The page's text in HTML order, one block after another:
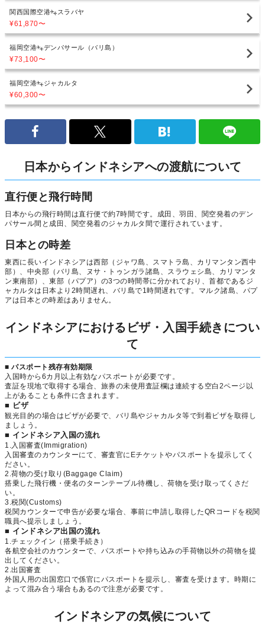
関西国際空港 スラバヤ
¥61,870〜
福岡空港 デンパサール（バリ島）
¥73,100〜
福岡空港 ジャカルタ
¥60,300〜
日本からインドネシアへの渡航について
直行便と飛行時間
日本からの飛行時間は直行便で約7時間です。成田、羽田、関空発着のデン
パサール間と成田、関空発着のジャカルタ間で運行されています。
日本との時差
東西に長いインドネシアは西部（ジャワ島、スマトラ島、カリマンタン西中
部）、中央部（バリ島、ヌサ・トゥンガラ諸島、スラウェシ島、カリマンタ
ン東南部）、東部（パプア）の3つの時間帯に分かれており、首都であるジ
ャカルタは日本より2時間遅れ、バリ島で1時間遅れです。マルク諸島、パプ
アは日本との時差はありません。
インドネシアにおけるビザ・入国手続きについ
て
■ パスポート残存有効期限
入国時から6カ月以上有効なパスポートが必要です。
査証を現地で取得する場合、旅券の未使用査証欄は連続する空白2ページ以
上があることも条件に含まれます。
■ ビザ
観光目的の場合はビザが必要で、バリ島やジャカルタ等で到着ビザを取得し
ましょう。
■ インドネシア入国の流れ
1.入国審査(Immigration)
入国審査のカウンターにて、審査官にEチケットやパスポートを提示してく
ださい。
2.荷物の受け取り(Baggage Claim)
搭乗した飛行機・便名のターンテーブル待機し、荷物を受け取ってくさだ
い。
3.税関(Customs)
税関カウンターで申告が必要な場合、事前に申請し取得したQRコードを税関
職員へ提示しましょう。
■ インドネシア出国の流れ
1.チェックイン（搭乗手続き）
各航空会社のカウンターで、パスポートや持ち込みの手荷物以外の荷物を提
出してください。
2.出国審査
外国人用の出国窓口で係官にパスポートを提示し、審査を受けます。時期に
よって混み合う場合もあるので注意が必要です。
インドネシアの気候について